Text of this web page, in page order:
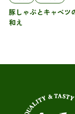
豚しゃぶとキャベツ
和え